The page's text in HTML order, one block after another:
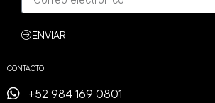
ENVIAR
CONTACTO
+52 984 169 0801